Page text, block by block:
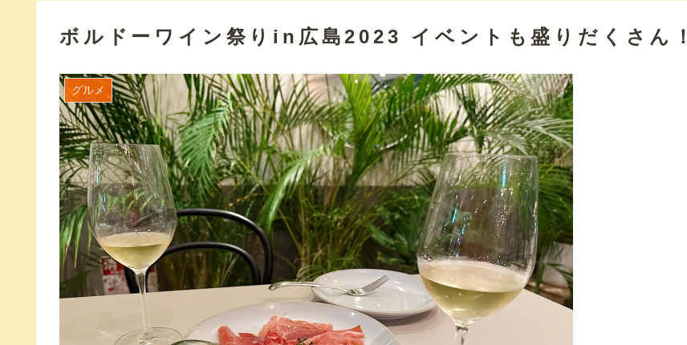
ボルドーワイン祭りin広島2023 イベントも盛りだくさん！
グルメ